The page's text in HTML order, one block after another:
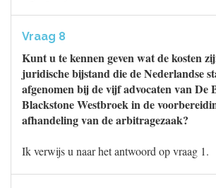
Vraag 8
Kunt u te kennen geven wat de kosten
juridische bijstand die de Nederlandse
afgenomen bij de vijf advocaten van De
Blackstone Westbroek in de
afhandeling van de arbitragezaak?
Ik verwijs u naar het antwoord op vraag 1.